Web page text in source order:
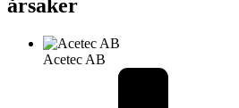
årsaker
Acetec AB